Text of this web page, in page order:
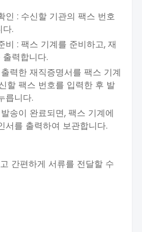
인 : 수신할 기관의 팩스 번호
다.
비 : 팩스 기계를 준비하고, 재
력합니다.
력한 재직증명서를 팩스 기계
할 팩스 번호를 입력한 후 발
릅니다.
송이 완료되면, 팩스 기계에
서를 출력하여 보관합니다.
간편하게 서류를 전달할 수